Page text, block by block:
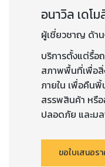
อนาวิล เดโ
ผู้เชี่ยวชาญ ด้า
บริการตั้งแต่รื้อ
สภาพพื้นที่เพื่อสิ่
ภายใน เพื่อคืนพิ้
สรรพสินค้า หรื
ปลอดภัย และม
ขอใบเสนอร